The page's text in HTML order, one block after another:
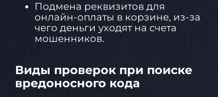
Подмена реквизитов для
онлайн-оплаты в корзине, из-за
чего деньги уходят на счета
мошенников.
Виды проверок при поиске
вредоносного кода